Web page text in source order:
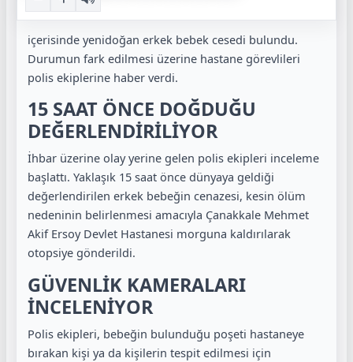
içerisinde yenidoğan erkek bebek cesedi bulundu.
Durumun fark edilmesi üzerine hastane görevlileri
polis ekiplerine haber verdi.
15 SAAT ÖNCE DOĞDUĞU
DEĞERLENDİRİLİYOR
İhbar üzerine olay yerine gelen polis ekipleri inceleme
başlattı. Yaklaşık 15 saat önce dünyaya geldiği
değerlendirilen erkek bebeğin cenazesi, kesin ölüm
nedeninin belirlenmesi amacıyla Çanakkale Mehmet
Akif Ersoy Devlet Hastanesi morguna kaldırılarak
otopsiye gönderildi.
GÜVENLİK KAMERALARI
İNCELENİYOR
Polis ekipleri, bebeğin bulunduğu poşeti hastaneye
bırakan kişi ya da kişilerin tespit edilmesi için